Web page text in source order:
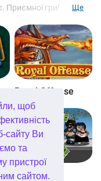
щоб
сайту Ви
та
пристрої
сайтом.
Приємної гри!
Ще
Royal Offense
Королівство Кітта Go Repo